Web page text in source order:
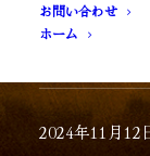
お問い合わせ
ホーム
[ 入場無料
2024年11月12